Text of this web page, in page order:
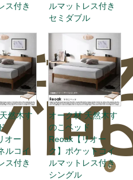
稿
0
ス付き
ルマットレス付き
セミダブル
然木す
オー
ルコイ
ス付き
オーク材 天然木す
のこベッド
Reoak【リオー
ク】ポケットコイ
ルマットレス付き
シングル